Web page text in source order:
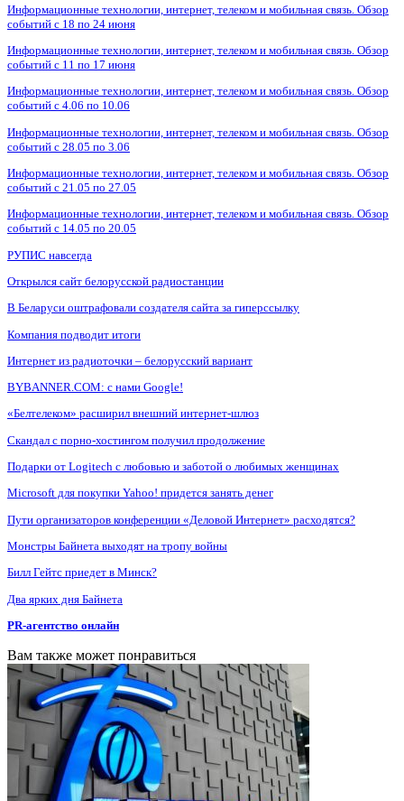
Информационные технологии, интернет, телеком и мобильная связь. Обзор
событий с 18 по 24 июня
Информационные технологии, интернет, телеком и мобильная связь. Обзор
событий с 11 по 17 июня
Информационные технологии, интернет, телеком и мобильная связь. Обзор
событий с 4.06 по 10.06
Информационные технологии, интернет, телеком и мобильная связь. Обзор
событий с 28.05 по 3.06
Информационные технологии, интернет, телеком и мобильная связь. Обзор
событий с 21.05 по 27.05
Информационные технологии, интернет, телеком и мобильная связь. Обзор
событий с 14.05 по 20.05
РУПИС навсегда
Открылся сайт белорусской радиостанции
В Беларуси оштрафовали создателя сайта за гиперссылку
Компания подводит итоги
Интернет из радиоточки – белорусский вариант
BYBANNER.COM: c нами Google!
«Белтелеком» расширил внешний интернет-шлюз
Скандал с порно-хостингом получил продолжение
Подарки от Logitech с любовью и заботой о любимых женщинах
Microsoft для покупки Yahoo! придется занять денег
Пути организаторов конференции «Деловой Интернет» расходятся?
Монстры Байнета выходят на тропу войны
Билл Гейтс приедет в Минск?
Два ярких дня Байнета
PR-агентство онлайн
Вам также может понравиться